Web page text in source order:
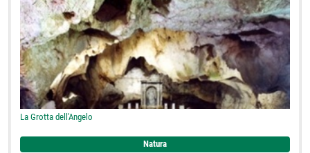
La Grotta dell'Angelo
Natura